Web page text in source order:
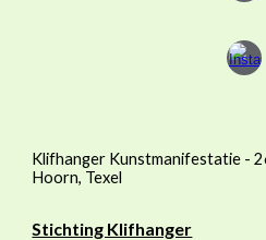
Klifhanger Kunstmanifestatie -
Hoorn, Texel
Stichting Klifhanger